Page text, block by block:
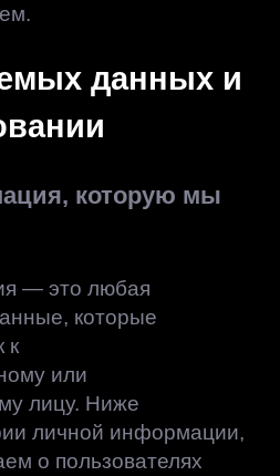
данных и
которую мы
— это любая
которые
к
или
лицу. Ниже
личной информации,
о пользователях